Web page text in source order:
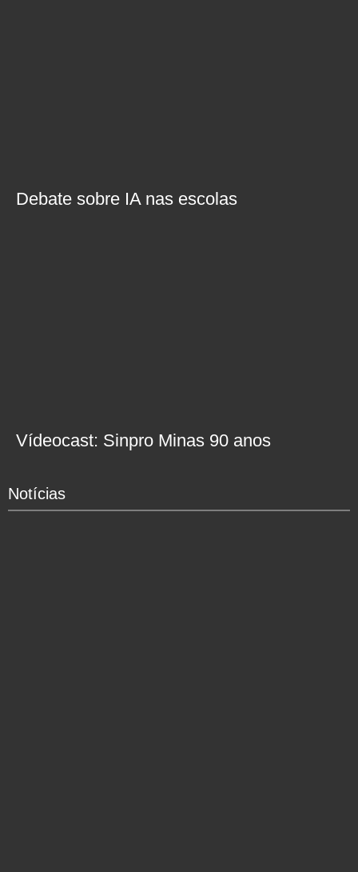
Debate sobre IA nas escolas
Vídeocast: Sinpro Minas 90 anos
Notícias